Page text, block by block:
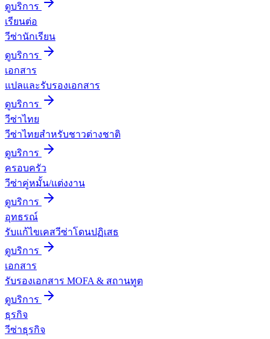
ดูบริการ
เรียนต่อ
วีซ่านักเรียน
ดูบริการ
เอกสาร
แปลและรับรองเอกสาร
ดูบริการ
วีซ่าไทย
วีซ่าไทยสำหรับชาวต่างชาติ
ดูบริการ
ครอบครัว
วีซ่าคู่หมั้น/แต่งงาน
ดูบริการ
อุทธรณ์
รับแก้ไขเคสวีซ่าโดนปฏิเสธ
ดูบริการ
เอกสาร
รับรองเอกสาร MOFA & สถานทูต
ดูบริการ
ธุรกิจ
วีซ่าธุรกิจ